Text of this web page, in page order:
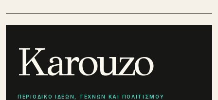
Karouzo
ΠΕΡΙΟΔΙΚΟ ΙΔΕΩΝ, ΤΕΧΝΩΝ ΚΑΙ ΠΟΛΙΤΙΣΜΟΥ